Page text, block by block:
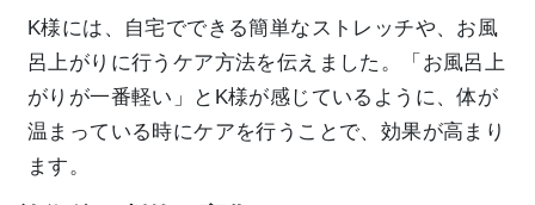
K様には、自宅でできる簡単なストレッチや、お風
呂上がりに行うケア方法を伝えました。「お風呂上
がりが一番軽い」とK様が感じているように、体が
温まっている時にケアを行うことで、効果が高まり
ます。